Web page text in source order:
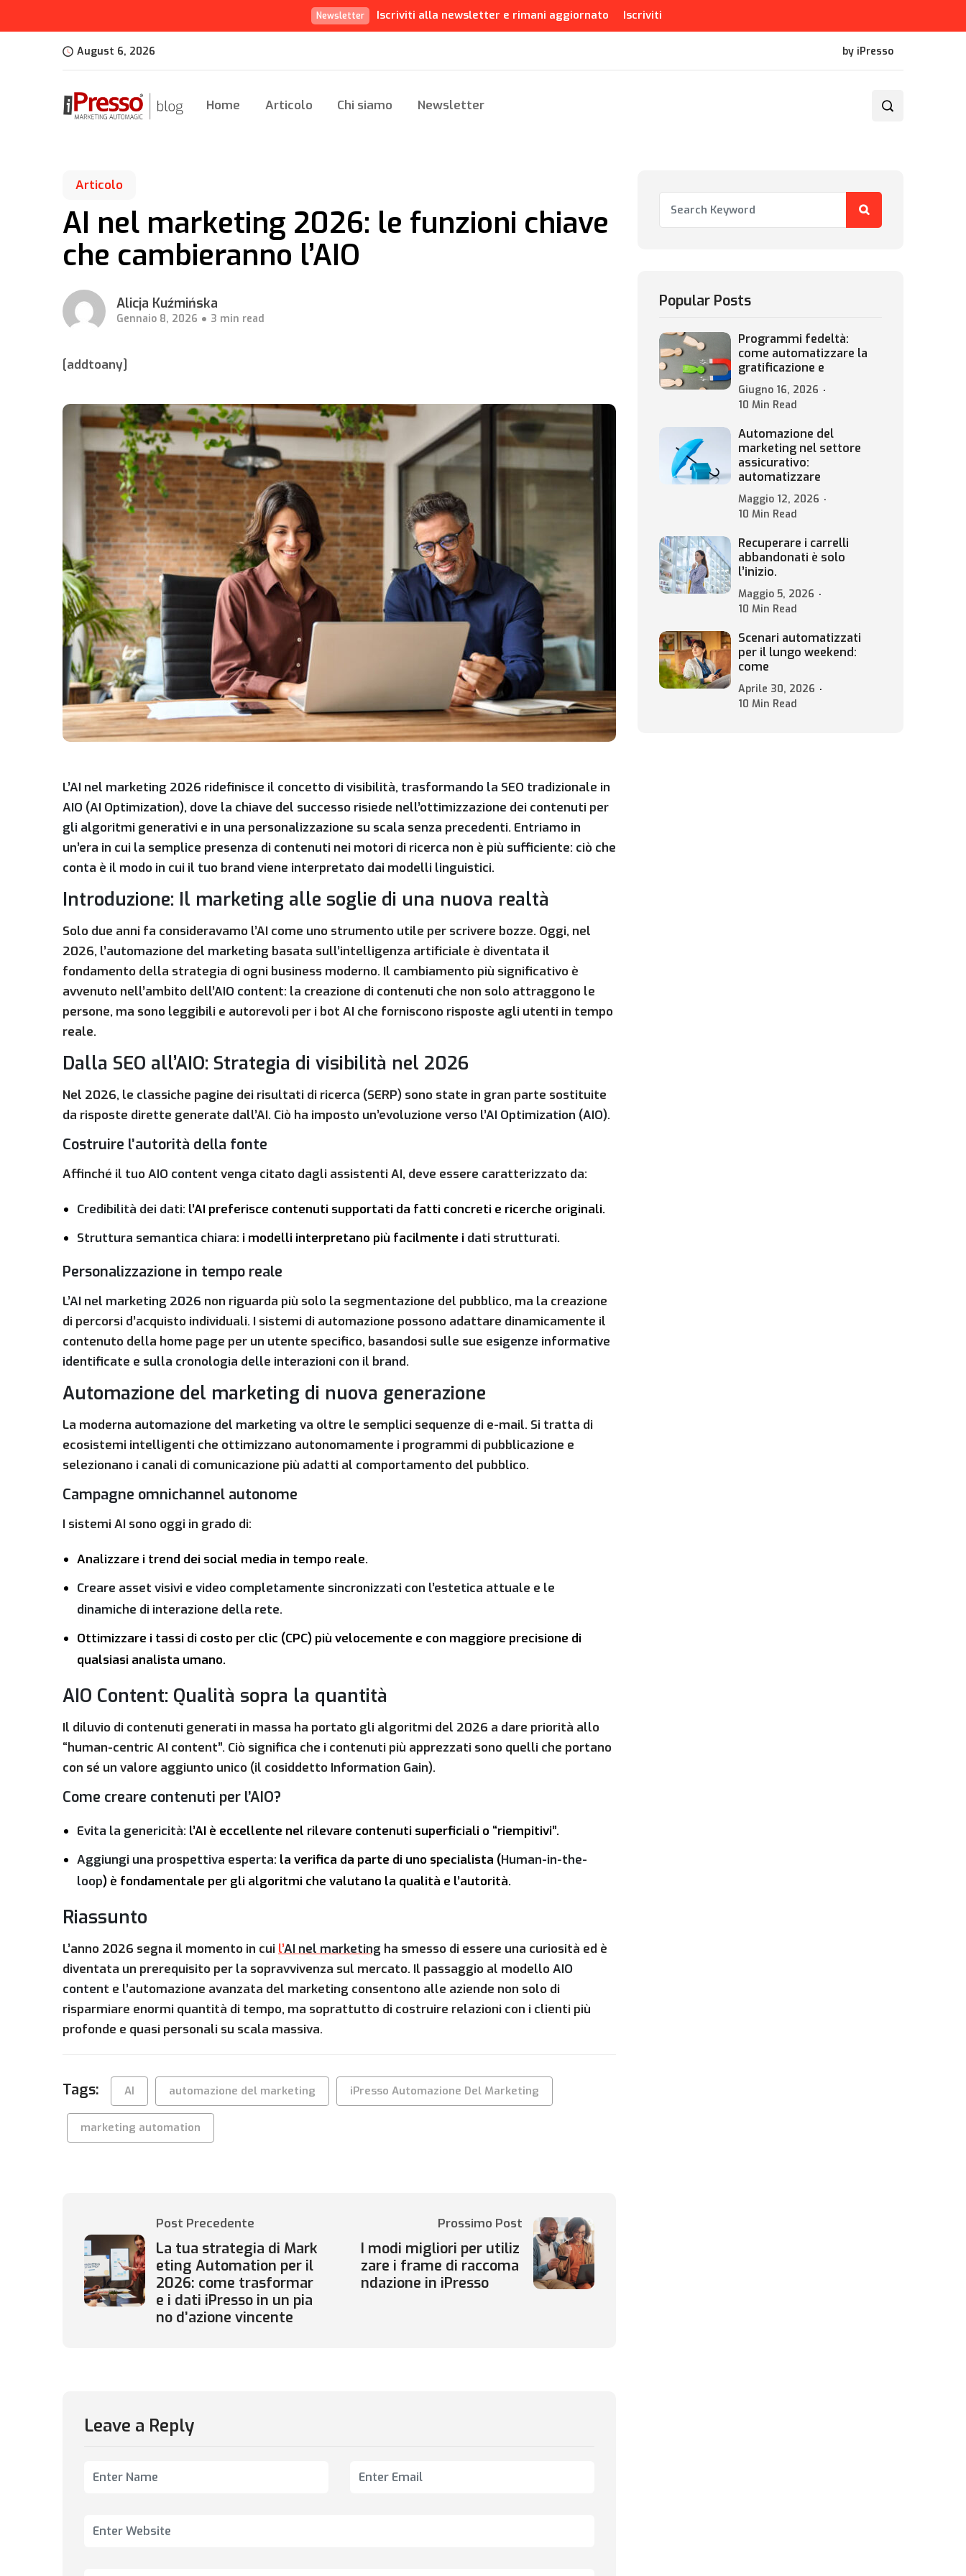
Newsletter Iscriviti alla newsletter e rimani aggiornato Iscriviti
August 6, 2026 by iPresso
Home Articolo Chi siamo Newsletter
Articolo
AI nel marketing 2026: le funzioni chiave
che cambieranno l’AIO
Alicja Kuźmińska
Gennaio 8, 2026 3 min read
[addtoany]
L’AI nel marketing 2026 ridefinisce il concetto di visibilità, trasformando la SEO tradizionale in
AIO (AI Optimization), dove la chiave del successo risiede nell’ottimizzazione dei contenuti per
gli algoritmi generativi e in una personalizzazione su scala senza precedenti. Entriamo in
un’era in cui la semplice presenza di contenuti nei motori di ricerca non è più sufficiente: ciò che
conta è il modo in cui il tuo brand viene interpretato dai modelli linguistici.
Introduzione: Il marketing alle soglie di una nuova realtà
Solo due anni fa consideravamo l’AI come uno strumento utile per scrivere bozze. Oggi, nel
2026, l’automazione del marketing basata sull’intelligenza artificiale è diventata il
fondamento della strategia di ogni business moderno. Il cambiamento più significativo è
avvenuto nell’ambito dell’AIO content: la creazione di contenuti che non solo attraggono le
persone, ma sono leggibili e autorevoli per i bot AI che forniscono risposte agli utenti in tempo
reale.
Dalla SEO all’AIO: Strategia di visibilità nel 2026
Nel 2026, le classiche pagine dei risultati di ricerca (SERP) sono state in gran parte sostituite
da risposte dirette generate dall’AI. Ciò ha imposto un’evoluzione verso l’AI Optimization (AIO).
Costruire l’autorità della fonte
Affinché il tuo AIO content venga citato dagli assistenti AI, deve essere caratterizzato da:
Credibilità dei dati: l’AI preferisce contenuti supportati da fatti concreti e ricerche originali.
Struttura semantica chiara: i modelli interpretano più facilmente i dati strutturati.
Personalizzazione in tempo reale
L’AI nel marketing 2026 non riguarda più solo la segmentazione del pubblico, ma la creazione
di percorsi d’acquisto individuali. I sistemi di automazione possono adattare dinamicamente il
contenuto della home page per un utente specifico, basandosi sulle sue esigenze informative
identificate e sulla cronologia delle interazioni con il brand.
Automazione del marketing di nuova generazione
La moderna automazione del marketingva oltre le semplici sequenze di e-mail. Si tratta di
ecosistemi intelligenti che ottimizzano autonomamente i programmi di pubblicazione e
selezionano i canali di comunicazione più adatti al comportamento del pubblico.
Campagne omnichannel autonome
I sistemi AI sono oggi in grado di:
Analizzare i trend dei social media in tempo reale.
Creare asset visivi e video completamente sincronizzati con l’estetica attuale e le
dinamiche di interazione della rete.
Ottimizzare i tassi di costo per clic (CPC) più velocemente e con maggiore precisione di
qualsiasi analista umano.
AIO Content: Qualità sopra la quantità
Il diluvio di contenuti generati in massa ha portato gli algoritmi del 2026 a dare priorità allo
“human-centric AI content”. Ciò significa che i contenuti più apprezzati sono quelli che portano
con sé un valore aggiunto unico (il cosiddetto Information Gain).
Come creare contenuti per l’AIO?
Evita la genericità: l’AI è eccellente nel rilevare contenuti superficiali o “riempitivi”.
Aggiungi una prospettiva esperta: la verifica da parte di uno specialista (Human-in-the-
loop) è fondamentale per gli algoritmi che valutano la qualità e l’autorità.
Riassunto
L’anno 2026 segna il momento in cui l’AI nel marketing ha smesso di essere una curiosità ed è
diventata un prerequisito per la sopravvivenza sul mercato. Il passaggio al modello AIO
content e l’automazione avanzata del marketing consentono alle aziende non solo di
risparmiare enormi quantità di tempo, ma soprattutto di costruire relazioni con i clienti più
profonde e quasi personali su scala massiva.
Tags: AI automazione del marketing iPresso Automazione Del Marketing
marketing automation
Post Precedente
La tua strategia di Mark
eting Automation per il
2026: come trasformar
e i dati iPresso in un pia
no d’azione vincente
Prossimo Post
I modi migliori per utiliz
zare i frame di raccoma
ndazione in iPresso
Leave a Reply
Popular Posts
Programmi fedeltà:
come automatizzare la
gratificazione e
Giugno 16, 2026
10 Min Read
Automazione del
marketing nel settore
assicurativo:
automatizzare
Maggio 12, 2026
10 Min Read
Recuperare i carrelli
abbandonati è solo
l’inizio.
Maggio 5, 2026
10 Min Read
Scenari automatizzati
per il lungo weekend:
come
Aprile 30, 2026
10 Min Read